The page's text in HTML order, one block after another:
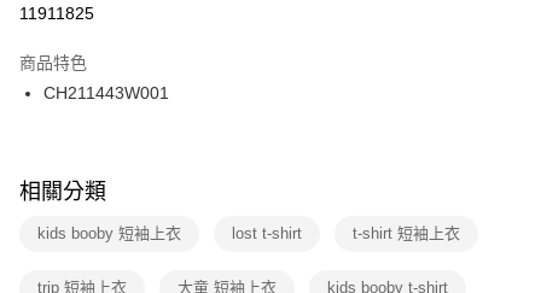
１．於結帳方式選擇「AFTEE先享後付」後，將跳轉至「AFTEE先享後付」
２．訂單成立數日內，您將收到繳費通知簡訊。
３．收到繳費通知簡訊後14天內，點擊此簡訊中的連結，可透過四大超商／
ATM／網路銀行／等多元方式進行付款，方視為交易完成。
※ 交易是否成功請以「AFTEE先享後付 」之結帳頁面顯示為準，若有關於
是否繳費成功／繳費後需取消欲退款等相關疑問，請聯繫「AFTEE先享後付
客戶支援中心」https://netprotections.freshdesk.com/support/home
每筆NT$100，滿NT$1,500(含以上)免運費
付款後門市自取
每筆NT$100，滿NT$1,500(含以上)免運費
11911825
商品特色
CH211443W001
相關分類
kids booby 短袖上衣 lost t-shirt t-shirt 短袖上衣
trip 短袖上衣 大童 短袖上衣 kids booby t-shirt